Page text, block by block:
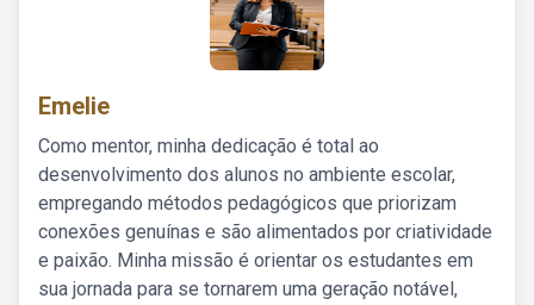
Emelie
Como mentor, minha dedicação é total ao
desenvolvimento dos alunos no ambiente escolar,
empregando métodos pedagógicos que priorizam
conexões genuínas e são alimentados por criatividade
e paixão. Minha missão é orientar os estudantes em
sua jornada para se tornarem uma geração notável,